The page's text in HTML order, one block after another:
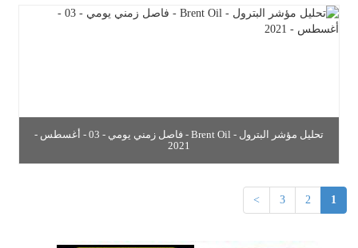
تحليل مؤشر البترول - Brent Oil - فاصل زمني يومي - 03 - أغسطس -
2021
1
2
3
>